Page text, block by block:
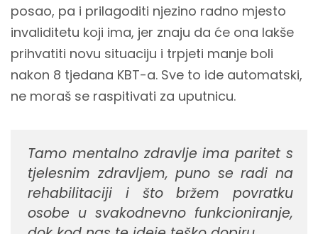
posao, pa i prilagoditi njezino radno mjesto
invaliditetu koji ima, jer znaju da će ona lakše
prihvatiti novu situaciju i trpjeti manje boli
nakon 8 tjedana KBT-a. Sve to ide automatski,
ne moraš se raspitivati za uputnicu.
Tamo mentalno zdravlje ima paritet s
tjelesnim zdravljem, puno se radi na
rehabilitaciji i što bržem povratku
osobe u svakodnevno funkcioniranje,